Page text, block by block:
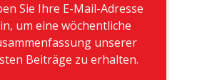
Sie Ihre E-Mail-Adresse
um eine wöchentliche
unserer
Beiträge zu erhalten.